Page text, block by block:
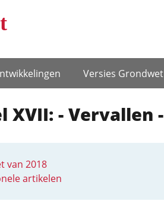
Versies Grondwet
XVII: - Vervallen -
van 2018
artikelen